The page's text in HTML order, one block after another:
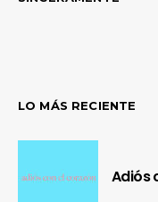
LO MÁS RECIENTE
Adiós